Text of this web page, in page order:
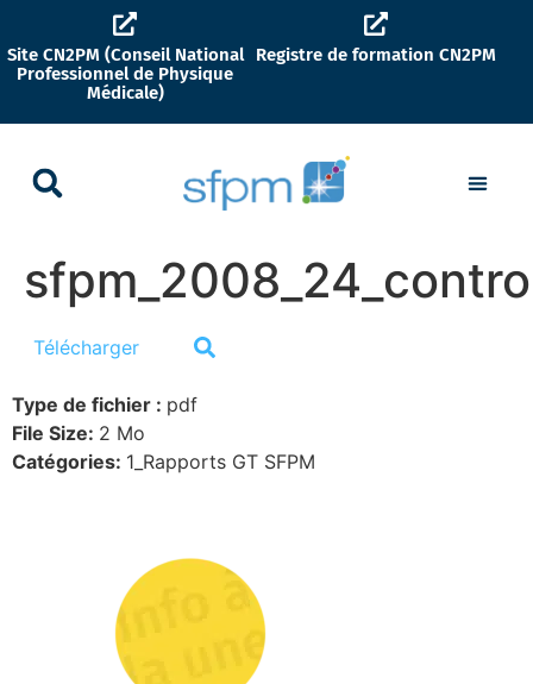
Site CN2PM (Conseil National
Professionnel de Physique
Médicale)
Registre de formation CN2PM
Télécharger
Type de fichier : pdf
File Size: 2 Mo
Catégories: 1_Rapports GT SFPM